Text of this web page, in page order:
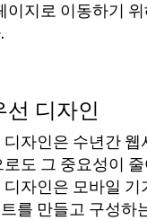
이지로 이동하기
선 디자인
디자인은 수년간
로도 그 중요성이
자인은 모바일 기
를 만들고 구성하